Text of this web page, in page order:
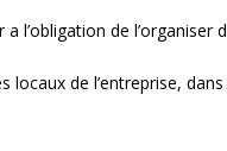
l’obligation de l’organiser
locaux de l’entreprise,